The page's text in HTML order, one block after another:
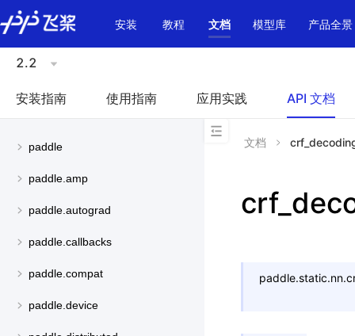
\u200E
安装
教程 文档 模型库 产品全景
2.2
安装指南 使用指南 应用实践 API 文档
paddle
paddle.amp
paddle.autograd
paddle.callbacks
paddle.compat
paddle.device
文档
paddle.static.nn.